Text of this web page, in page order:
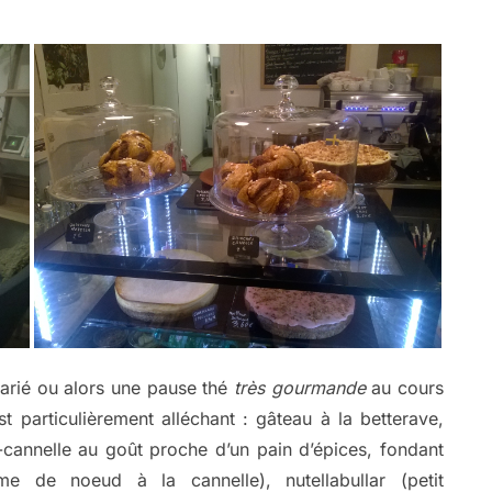
ou alors une pause thé très gourmandeau cours
particulièrement alléchant : gâteau à la betterave,
au goût proche d’un pain d’épices, fondant
de noeud à la cannelle), nutellabullar (petit